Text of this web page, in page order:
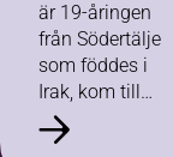
är 19-åringen
från Södertälje
som föddes i
Irak, kom till
Sverige som
barn och